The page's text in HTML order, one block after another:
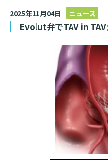
東部病院の就労支援サービ
診断書等文書のお申込み
診療記録（カルテ）の開
よくあるご質問
2025年11月04日 ニュース
Evolut弁でTAV in